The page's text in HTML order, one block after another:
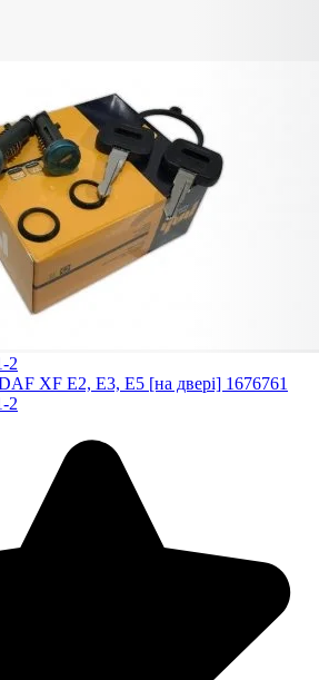
2
XF E2, E3, E5 [на двері] 1676761
2